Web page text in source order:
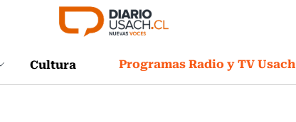
Cultura Programas Radio y TV Usach